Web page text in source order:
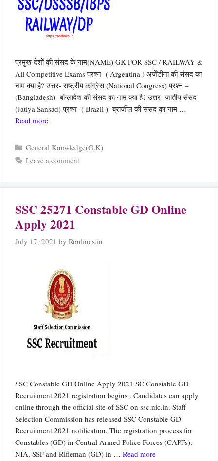
प्रमुख देशों की संसद के नाम(NAME) GK FOR SSC / RAILWAY &
All Competitive Exams प्रश्न -( Argentina ) अर्जेंटीना की संसद का
नाम क्या है? उत्तर- राष्ट्रीय कांग्रेस (National Congress) प्रश्न –
(Bangladesh) बांग्लादेश की संसद का नाम क्या है? उत्तर- जातीय संसद
(Jatiya Sansad) प्रश्न -( Brazil ) ब्राजील की संसद का नाम …
Read more
Categories
General Knowledge(G.K)
Leave a comment
SSC 25271 Constable GD Online
Apply 2021
July 17, 2021 by Ronlines.in
SSC Constable GD Online Apply 2021 SC Constable GD
Recruitment 2021 registration begins . Candidates can apply
online through the official site of SSC on ssc.nic.in. Staff
Selection Commission has released SSC Constable GD
Recruitment 2021 notification. The registration process for
Constables (GD) in Central Armed Police Forces (CAPFs),
NIA, SSF and Rifleman (GD) in … Read more